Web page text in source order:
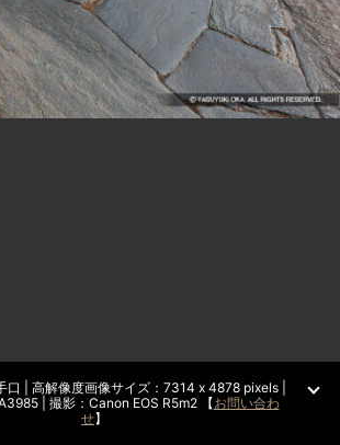
口 | 高解像度画像サイズ：7314 x 4878 pixels |
| 撮影：Canon EOS R5m2 【お問い合わ
せ】